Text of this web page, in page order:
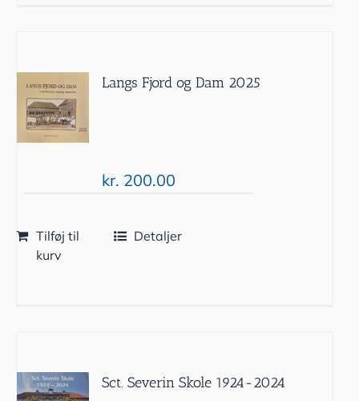
Langs Fjord og Dam 2025
kr. 200.00
Tilføj til
kurv
Detaljer
Sct. Severin Skole 1924-2024